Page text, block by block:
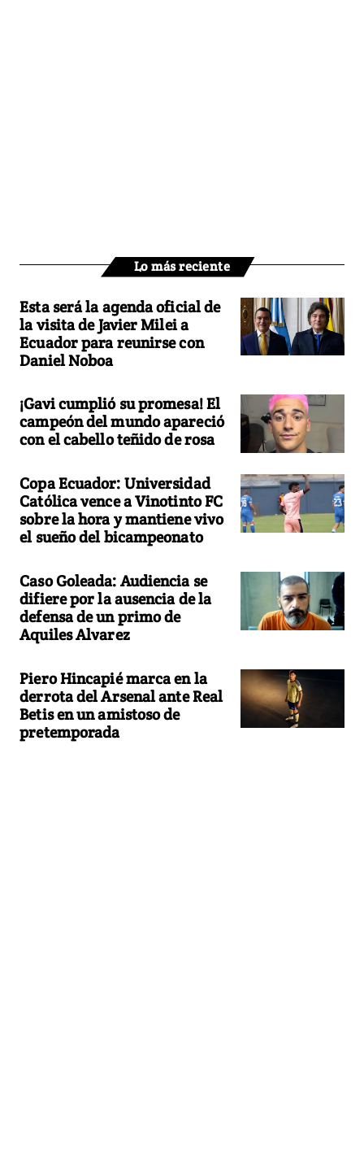
Lo más reciente
Esta será la agenda oficial de
la visita de Javier Milei a
Ecuador para reunirse con
Daniel Noboa
¡Gavi cumplió su promesa! El
campeón del mundo apareció
con el cabello teñido de rosa
Copa Ecuador: Universidad
Católica vence a Vinotinto FC
sobre la hora y mantiene vivo
el sueño del bicampeonato
Caso Goleada: Audiencia se
difiere por la ausencia de la
defensa de un primo de
Aquiles Alvarez
Piero Hincapié marca en la
derrota del Arsenal ante Real
Betis en un amistoso de
pretemporada